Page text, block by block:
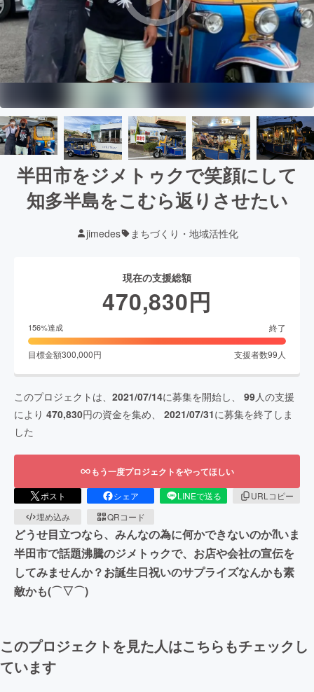
半田市をジメトゥクで笑顔にして
知多半島をこむら返りさせたい
jimedes まちづくり・地域活性化
現在の支援総額
470,830円
156%達成 終了
目標金額300,000円 支援者数99 人
このプロジェクトは、 2021/07/14に募集を開始し、 99人の支援
により 470,830円の資金を集め、 2021/07/31に募集を終了しま
した
もう一度プロジェクトをやってほしい
ポスト シェア LINEで送る
URLコピー
埋め込み
QRコード
どうせ目立つなら、みんなの為に何かできないのか⁈いま
半田市で話題沸騰のジメトゥクで、お店や会社の宣伝を
してみませんか？お誕生日祝いのサプライズなんかも素
敵かも(⌒▽⌒)
このプロジェクトを見た人はこちらもチェックし
ています